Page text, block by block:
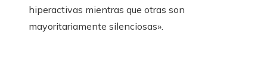
hiperactivas mientras que otras son
mayoritariamente silenciosas».